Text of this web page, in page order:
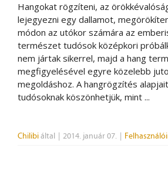
Hangokat rögzíteni, az
lejegyezni egy dallamot,
módon az utókor számára az
természet tudósok középkori
nem jártak sikerrel, majd a hang
megfigyelésével egyre közelebb
megoldáshoz. A hangrögzítés
tudósoknak köszönhetjük, mint ...
Chilibiáltal | 2014. január 07. |